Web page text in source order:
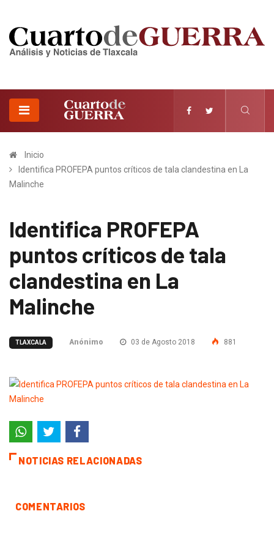
Inicio
Identifica PROFEPA puntos críticos de tala clandestina en La
Malinche
Identifica PROFEPA
puntos críticos de tala
clandestina en La
Malinche
TLAXCALA Anónimo 03 de Agosto 2018 881
NOTICIAS RELACIONADAS
COMENTARIOS